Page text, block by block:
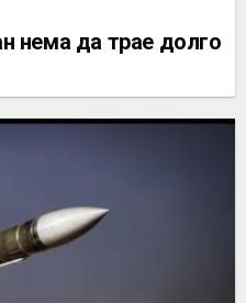
нема да трае долго